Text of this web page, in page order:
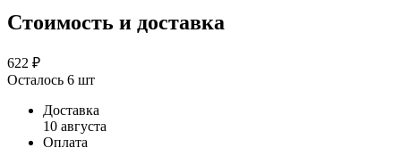
Стоимость и доставка
622 ₽
Осталось 6 шт
Доставка
10 августа
Оплата